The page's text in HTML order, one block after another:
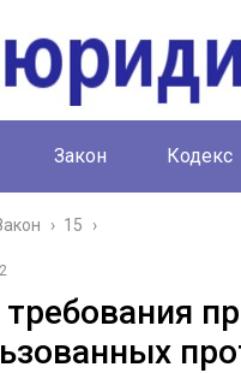
Закон Кодекс
› 15 ›